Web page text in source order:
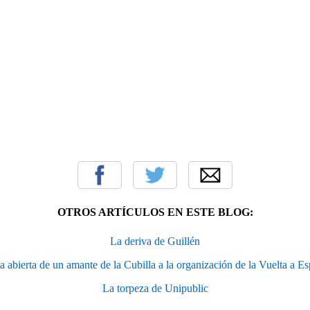
OTROS ARTÍCULOS EN ESTE BLOG:
La deriva de Guillén
abierta de un amante de la Cubilla a la organización de la Vuelta a
La torpeza de Unipublic